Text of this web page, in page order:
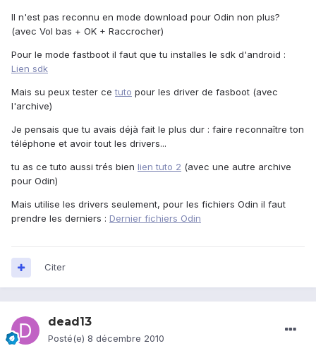
Il n'est pas reconnu en mode download pour Odin non plus?
(avec Vol bas + OK + Raccrocher)
Pour le mode fastboot il faut que tu installes le sdk d'android :
Lien sdk
Mais su peux tester cetuto pour les driver de fasboot (avec
l'archive)
Je pensais que tu avais déjà fait le plus dur : faire reconnaître ton
téléphone et avoir tout les drivers...
tu as ce tuto aussi trés bien lien tuto 2 (avec une autre archive
pour Odin)
Mais utilise les drivers seulement, pour les fichiers Odin il faut
prendre les derniers : Dernier fichiers Odin
Citer
dead13
Posté(e) 8 décembre 2010